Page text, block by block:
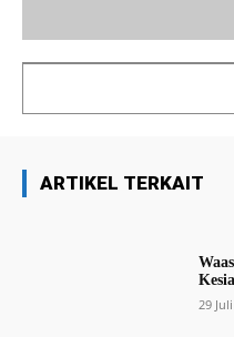
ARTIKEL TERKAIT
29